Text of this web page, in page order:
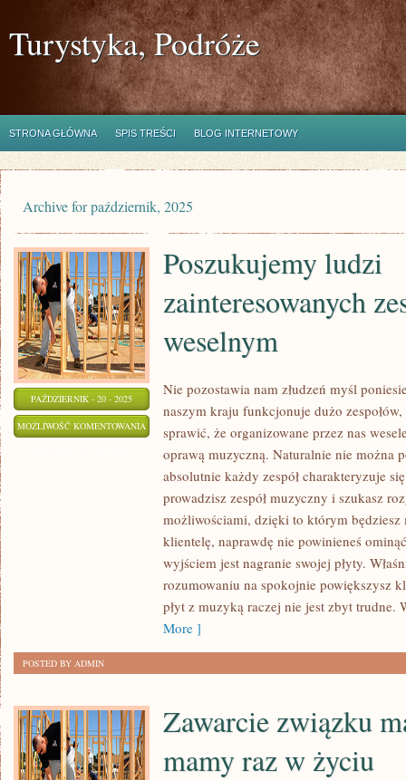
Turystyka, Podróże
STRONA GŁÓWNA SPIS TREŚCI BLOG INTERNETOWY
Archive for październik, 2025
PAŹDZIERNIK - 20 - 2025
MOŻLIWOŚĆ KOMENTOWANIA
ZAINTERESOWANYCH
WESELNYM
Poszukujemy ludzi
zainteresowanych
weselnym
Nie pozostawia nam złudzeń myśl
naszym kraju funkcjonuje dużo
sprawić, że organizowane przez nas
oprawą muzyczną. Naturalnie nie można
absolutnie każdy zespół charakteryzuje
prowadzisz zespół muzyczny i szukasz
możliwościami, dzięki to którym będziesz
klientelę, naprawdę nie powinieneś
wyjściem jest nagranie swojej płyty.
rozumowaniu na spokojnie powiększysz
płyt z muzyką raczej nie jest zbyt trudne.
More ]
POSTED BY ADMIN
Zawarcie związku
mamy raz w życiu